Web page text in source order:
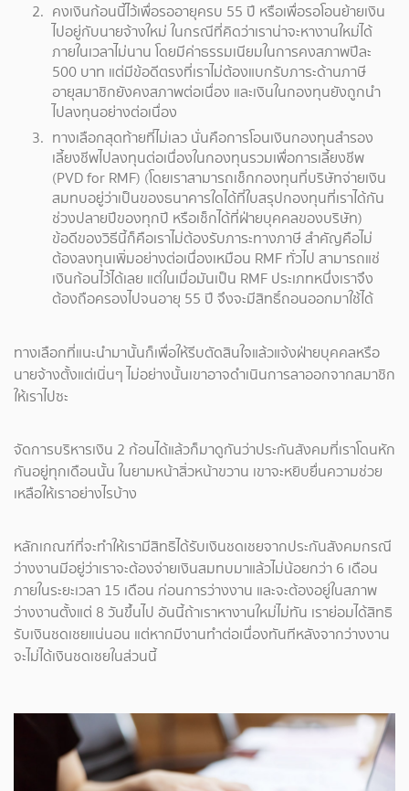
คงเงินก้อนนี้ไว้เพื่อรออายุครบ 55 ปี หรือเพื่อรอโอนย้ายเงิน
ไปอยู่กับนายจ้างใหม่ ในกรณีที่คิดว่าเราน่าจะหางานใหม่ได้
ภายในเวลาไม่นาน โดยมีค่าธรรมเนียมในการคงสภาพปีละ
500 บาท แต่มีข้อดีตรงที่เราไม่ต้องแบกรับภาระด้านภาษี
อายุสมาชิกยังคงสภาพต่อเนื่อง และเงินในกองทุนยังถูกนำ
ไปลงทุนอย่างต่อเนื่อง
ทางเลือกสุดท้ายที่ไม่เลว นั่นคือการโอนเงินกองทุนสำรอง
เลี้ยงชีพไปลงทุนต่อเนื่องในกองทุนรวมเพื่อการเลี้ยงชีพ
(PVD for RMF) (โดยเราสามารถเช็กกองทุนที่บริษัทจ่ายเงิน
สมทบอยู่ว่าเป็นของธนาคารใดได้ที่ใบสรุปกองทุนที่เราได้กัน
ช่วงปลายปีของทุกปี หรือเช็กได้ที่ฝ่ายบุคคลของบริษัท)
ข้อดีของวิธีนี้ก็คือเราไม่ต้องรับภาระทางภาษี สำคัญคือไม่
ต้องลงทุนเพิ่มอย่างต่อเนื่องเหมือน RMF ทั่วไป สามารถแช่
เงินก้อนไว้ได้เลย แต่ในเมื่อมันเป็น RMF ประเภทหนึ่งเราจึง
ต้องถือครองไปจนอายุ 55 ปี จึงจะมีสิทธิ์ถอนออกมาใช้ได้
ทางเลือกที่แนะนำมานั้นก็เพื่อให้รีบตัดสินใจแล้วแจ้งฝ่ายบุคคลหรือ
นายจ้างตั้งแต่เนิ่นๆ ไม่อย่างนั้นเขาอาจดำเนินการลาออกจากสมาชิก
ให้เราไปซะ
จัดการบริหารเงิน 2 ก้อนได้แล้วก็มาดูกันว่าประกันสังคมที่เราโดนหัก
กันอยู่ทุกเดือนนั้น ในยามหน้าสิ่วหน้าขวาน เขาจะหยิบยื่นความช่วย
เหลือให้เราอย่างไรบ้าง
หลักเกณฑ์ที่จะทำให้เรามีสิทธิได้รับเงินชดเชยจากประกันสังคมกรณี
ว่างงานมีอยู่ว่าเราจะต้องจ่ายเงินสมทบมาแล้วไม่น้อยกว่า 6 เดือน
ภายในระยะเวลา 15 เดือน ก่อนการว่างงาน และจะต้องอยู่ในสภาพ
ว่างงานตั้งแต่ 8 วันขึ้นไป อันนี้ถ้าเราหางานใหม่ไม่ทัน เราย่อมได้สิทธิ
รับเงินชดเชยแน่นอน แต่หากมีงานทำต่อเนื่องทันทีหลังจากว่างงาน
จะไม่ได้เงินชดเชยในส่วนนี้